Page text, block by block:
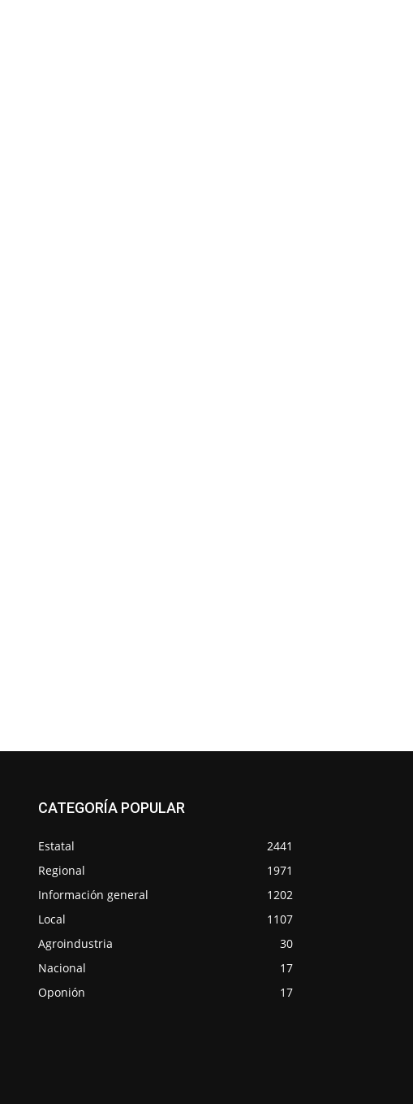
CATEGORÍA POPULAR
Estatal
2441
Regional
1971
Información general
1202
Local
1107
Agroindustria
30
Nacional
17
Oponión
17